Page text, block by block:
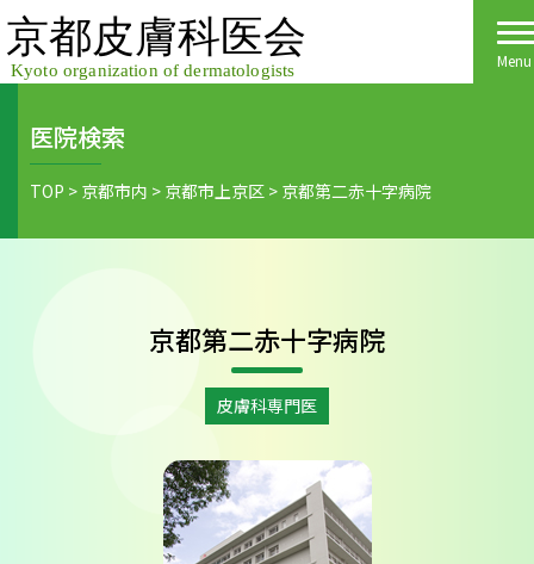
Skip
to
content
Menu
Home
医療関係者の皆様へ
医院検索
TOP > 京都市内 > 京都市上京区 > 京都第二赤十字病院
京都第二赤十字病院
皮膚科専門医